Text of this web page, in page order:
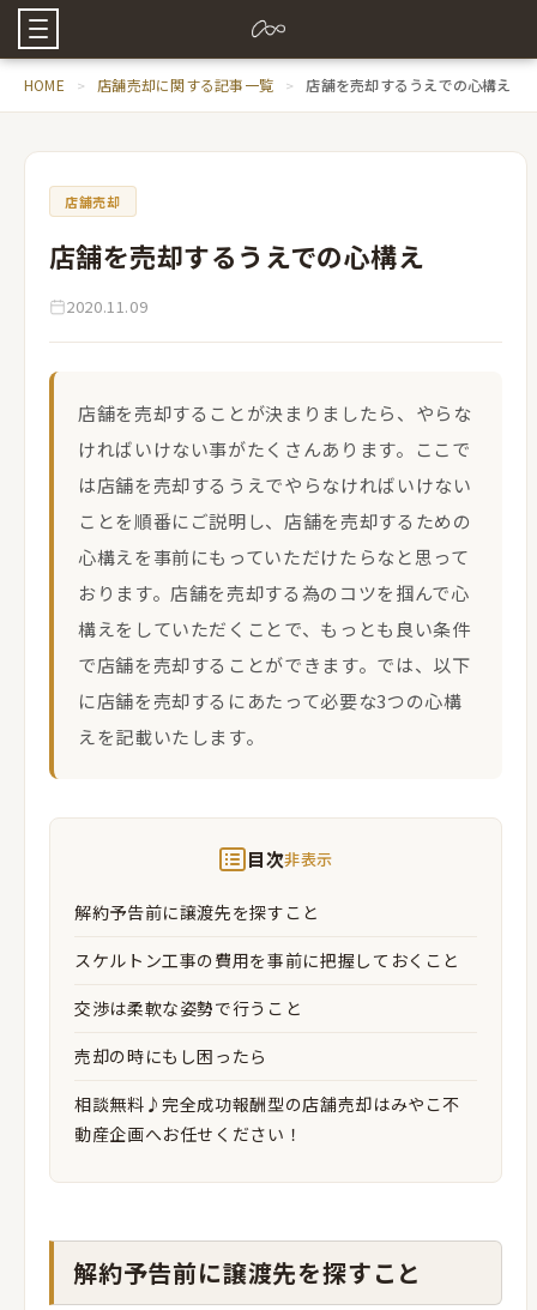
HOME 店舗売却に関する記事一覧 店舗を売却するうえでの心構え
店舗売却
店舗を売却するうえでの心構え
2020.11.09
店舗を売却することが決まりましたら、やらな
ければいけない事がたくさんあります。ここで
は店舗を売却するうえでやらなければいけない
ことを順番にご説明し、店舗を売却するための
心構えを事前にもっていただけたらなと思って
おります。店舗を売却する為のコツを掴んで心
構えをしていただくことで、もっとも良い条件
で店舗を売却することができます。では、以下
に店舗を売却するにあたって必要な3つの心構
えを記載いたします。
目次非表示
解約予告前に譲渡先を探すこと
スケルトン工事の費用を事前に把握しておくこと
交渉は柔軟な姿勢で行うこと
売却の時にもし困ったら
相談無料♪完全成功報酬型の店舗売却はみやこ不
動産企画へお任せください！
解約予告前に譲渡先を探すこと